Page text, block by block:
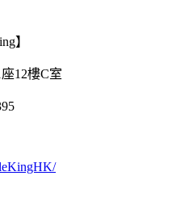
】
12樓C室